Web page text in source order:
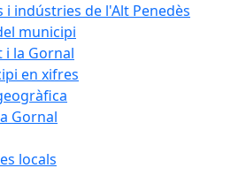
i indústries de l'Alt Penedès
municipi
i la Gornal
en xifres
Gornal
locals